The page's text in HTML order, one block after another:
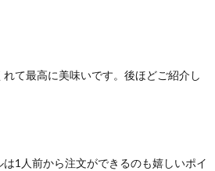
て最高に美味いです。後ほどご紹介し
1人前から注文ができるのも嬉しいポイ